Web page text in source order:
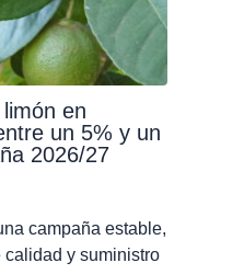
en
un 5% y un
2026/27
campaña estable,
y suministro